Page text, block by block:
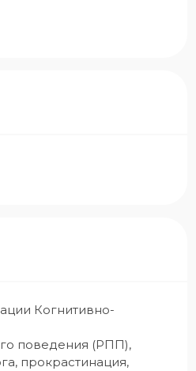
Когнитивно-
поведения (РПП),
прокрастинация,